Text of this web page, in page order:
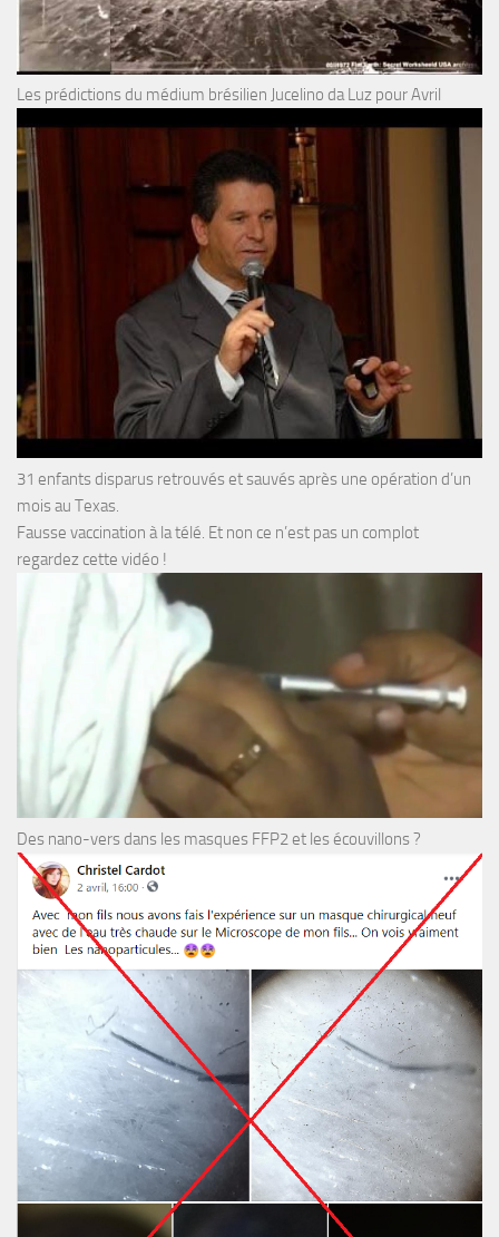
Les prédictions du médium brésilien Jucelino da Luz pour Avril
31 enfants disparus retrouvés et sauvés après une opération d’un
mois au Texas.
Fausse vaccination à la télé. Et non ce n’est pas un complot
regardez cette vidéo !
Des nano-vers dans les masques FFP2 et les écouvillons ?